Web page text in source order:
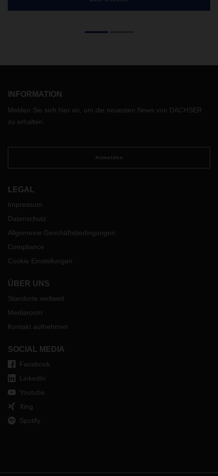
INFORMATION
Melden Sie sich hier an, um die neuesten News von DACHSER
zu erhalten.
Anmelden
LEGAL
Impressum
Datenschutz
Allgemeine Geschäftsbedingungen
Compliance
Cookie Einstellungen
ÜBER UNS
Standorte weltweit
Mediaroom
Kontakt aufnehmen
SOCIAL MEDIA
Facebook
LinkedIn
Youtube
Xing
Spotify